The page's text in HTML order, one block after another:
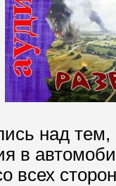
над
в
всех